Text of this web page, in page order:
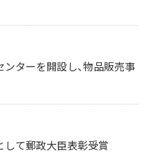
ターを開設し、物品販売事
て郵政大臣表彰受賞